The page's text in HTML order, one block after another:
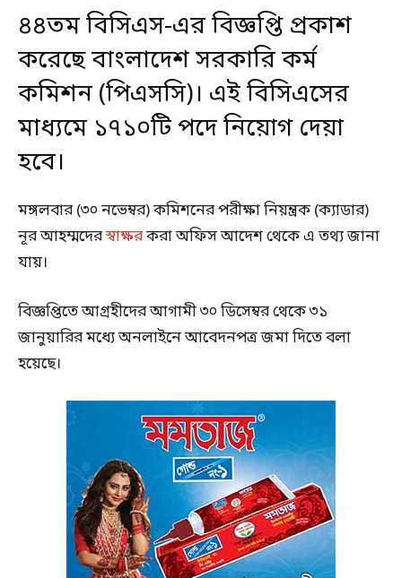
৪৪তম বিসিএস-এর বিজ্ঞপ্তি প্রকাশ
করেছে বাংলাদেশ সরকারি কর্ম
কমিশন (পিএসসি)। এই বিসিএসের
মাধ্যমে ১৭১০টি পদে নিয়োগ দেয়া
হবে।
মঙ্গলবার (৩০ নভেম্বর) কমিশনের পরীক্ষা নিয়ন্ত্রক (ক্যাডার)
নূর আহম্মদেরস্বাক্ষরকরা অফিস আদেশ থেকে এ তথ্য জানা
যায়।
বিজ্ঞপ্তিতে আগ্রহীদের আগামী ৩০ ডিসেম্বর থেকে ৩১
জানুয়ারির মধ্যে অনলাইনে আবেদনপত্র জমা দিতে বলা
হয়েছে।